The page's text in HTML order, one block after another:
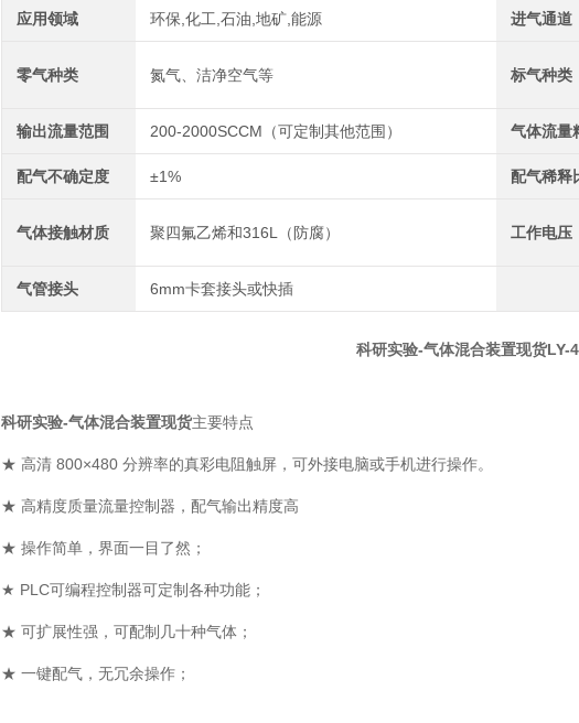
应用领域 环保,化工,石油,地矿,能源 进气通道
零气种类 氮气、洁净空气等 标气种类
输出流量范围 200-2000SCCM（可定制其他范围） 气体流量
配气不确定度 ±1% 配气稀释
气体接触材质 聚四氟乙烯和316L（防腐） 工作电压
气管接头 6mm卡套接头或快插
科研实验-气体混合装置现货LY-
科研实验-气体混合装置现货主要特点
★ 高清 800×480 分辨率的真彩电阻触屏，可外接电脑或手机进行操作。
★ 高精度质量流量控制器，配气输出精度高
★ 操作简单，界面一目了然；
★ PLC可编程控制器可定制各种功能；
★ 可扩展性强，可配制几十种气体；
★ 一键配气，无冗余操作；